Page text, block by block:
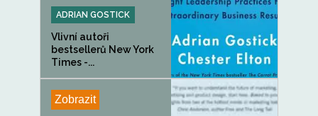
ADRIAN GOSTICK
Vlivní autoři
bestsellerů New York
Times -...
Zobrazit